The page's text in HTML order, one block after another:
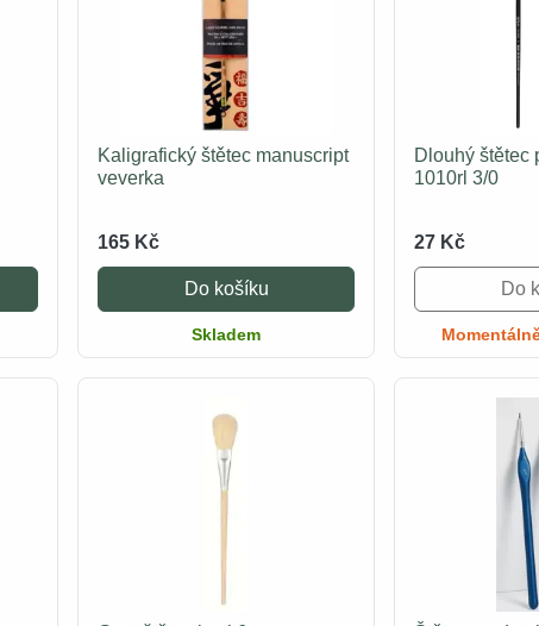
Kaligrafický štětec manuscript
veverka
165 Kč
Do košíku
Skladem
Dlouhý štětec
1010rl 3/0
27 Kč
Do